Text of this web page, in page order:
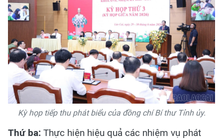
Kỳ họp tiếp thu phát biểu của đồng chí Bí thư Tỉnh ủy.
Thứ ba: Thực hiện hiệu quả các nhiệm vụ phát